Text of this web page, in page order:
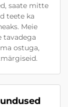
saate mitte
teete ka
Meie
tavadega
ostuga,